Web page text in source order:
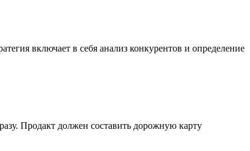
включает в себя анализ конкурентов и определение
Продакт должен составить дорожную карту